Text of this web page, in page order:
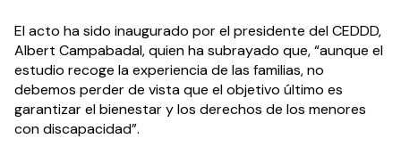
El acto ha sido inaugurado por el presidente del CEDDD,
Albert Campabadal, quien ha subrayado que, “aunque el
estudio recoge la experiencia de las familias, no
debemos perder de vista que el objetivo último es
garantizar el bienestar y los derechos de los menores
con discapacidad”.